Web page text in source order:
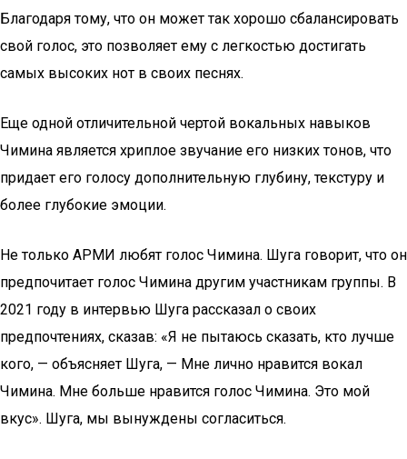
Благодаря тому, что он может так хорошо сбалансировать
свой голос, это позволяет ему с легкостью достигать
самых высоких нот в своих песнях.
Еще одной отличительной чертой вокальных навыков
Чимина является хриплое звучание его низких тонов, что
придает его голосу дополнительную глубину, текстуру и
более глубокие эмоции.
Не только АРМИ любят голос Чимина. Шуга говорит, что он
предпочитает голос Чимина другим участникам группы. В
2021 году в интервью Шуга рассказал о своих
предпочтениях, сказав: «Я не пытаюсь сказать, кто лучше
кого, — объясняет Шуга, — Мне лично нравится вокал
Чимина. Мне больше нравится голос Чимина. Это мой
вкус». Шуга, мы вынуждены согласиться.